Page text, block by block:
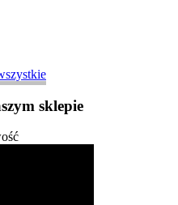
sklepie